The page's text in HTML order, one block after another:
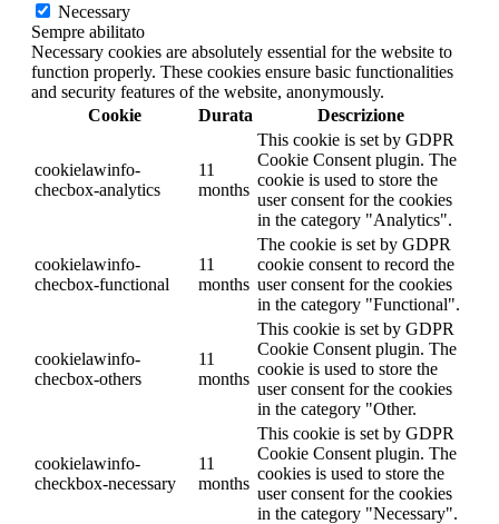
Necessary
Sempre abilitato
Necessary cookies are absolutely essential for the website to
function properly. These cookies ensure basic functionalities
and security features of the website, anonymously.
Cookie
Durata Descrizione
cookielawinfo-
checbox-analytics
11
months
This cookie is set by GDPR
Cookie Consent plugin. The
cookie is used to store the
user consent for the cookies
in the category "Analytics".
cookielawinfo-
checbox-functional
11
months
The cookie is set by GDPR
cookie consent to record the
user consent for the cookies
in the category "Functional".
cookielawinfo-
checbox-others
11
months
This cookie is set by GDPR
Cookie Consent plugin. The
cookie is used to store the
user consent for the cookies
in the category "Other.
cookielawinfo-
checkbox-necessary
11
months
This cookie is set by GDPR
Cookie Consent plugin. The
cookies is used to store the
user consent for the cookies
in the category "Necessary".